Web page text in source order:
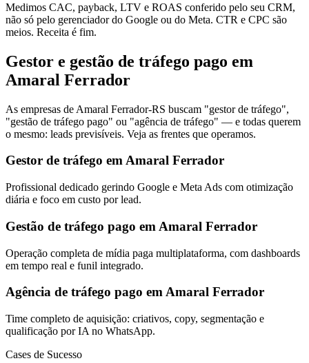
Medimos CAC, payback, LTV e ROAS conferido pelo seu CRM,
não só pelo gerenciador do Google ou do Meta. CTR e CPC são
meios. Receita é fim.
Gestor e gestão de tráfego pago em
Amaral Ferrador
As empresas de Amaral Ferrador-RS buscam "gestor de tráfego",
"gestão de tráfego pago" ou "agência de tráfego" — e todas querem
o mesmo: leads previsíveis. Veja as frentes que operamos.
Gestor de tráfego em Amaral Ferrador
Profissional dedicado gerindo Google e Meta Ads com otimização
diária e foco em custo por lead.
Gestão de tráfego pago em Amaral Ferrador
Operação completa de mídia paga multiplataforma, com dashboards
em tempo real e funil integrado.
Agência de tráfego pago em Amaral Ferrador
Time completo de aquisição: criativos, copy, segmentação e
qualificação por IA no WhatsApp.
Cases de Sucesso